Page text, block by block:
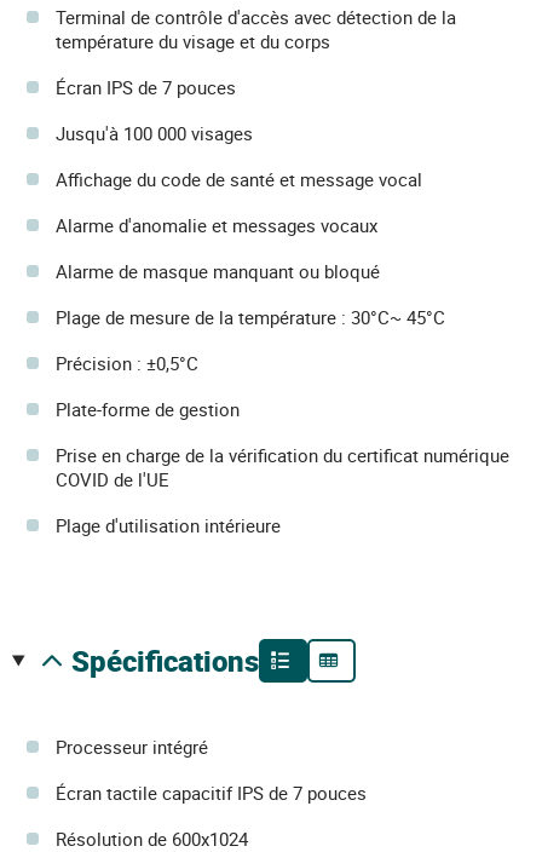
Terminal de contrôle d'accès avec détection de la
température du visage et du corps
Écran IPS de 7 pouces
Jusqu'à 100 000 visages
Affichage du code de santé et message vocal
Alarme d'anomalie et messages vocaux
Alarme de masque manquant ou bloqué
Plage de mesure de la température : 30°C~ 45°C
Précision : ±0,5°C
Plate-forme de gestion
Prise en charge de la vérification du certificat numérique
COVID de l'UE
Plage d'utilisation intérieure
spécifications
Processeur intégré
Écran tactile capacitif IPS de 7 pouces
Résolution de 600x1024